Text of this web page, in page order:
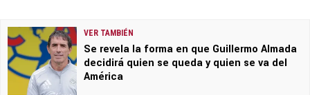
VER TAMBIÉN
Se revela la forma en que Guillermo Almada
decidirá quien se queda y quien se va del
América